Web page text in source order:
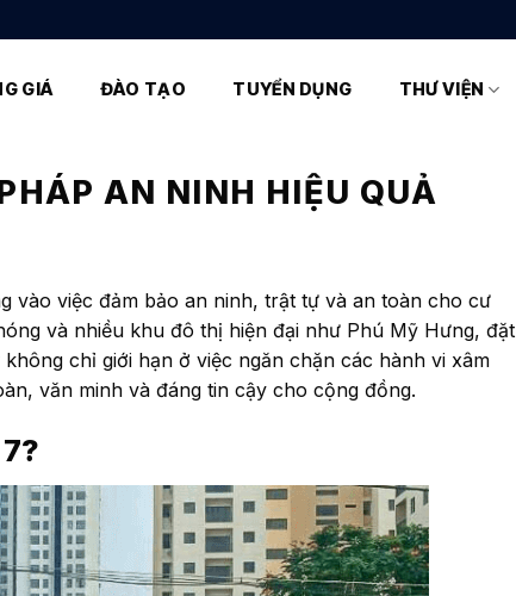
GIÁ ĐÀO TẠO TUYỂN DỤNG THƯ VIỆN
AN NINH HIỆU QUẢ
vào việc đảm bảo an ninh, trật tự và an toàn cho cư
và nhiều khu đô thị hiện đại như Phú Mỹ Hưng, đặt
chỉ giới hạn ở việc ngăn chặn các hành vi xâm
văn minh và đáng tin cậy cho cộng đồng.